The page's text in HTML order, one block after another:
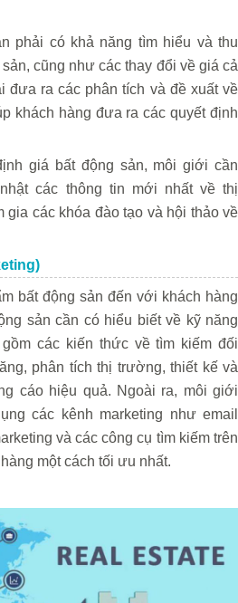
phải có khả năng tìm hiểu và thu
cũng như các thay đổi về giá cả
đưa ra các phân tích và đề xuất về
khách hàng đưa ra các quyết định
giá bất động sản, môi giới cần
các thông tin mới nhất về thị
gia các khóa đào tạo và hội thảo về
bất động sản đến với khách hàng
sản cần có hiểu biết về kỹ năng
các kiến thức về tìm kiếm đối
phân tích thị trường, thiết kế và
cáo hiệu quả. Ngoài ra, môi giới
các kênh marketing như email
và các công cụ tìm kiếm trên
một cách tối ưu nhất.